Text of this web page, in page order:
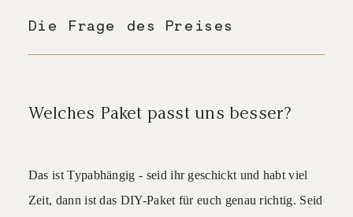
Welches Paket passt uns besser?
Die Frage des Preises
Das ist Typabhängig - seid ihr geschickt und habt viel
Zeit, dann ist das DIY-Paket für euch genau richtig. Seid